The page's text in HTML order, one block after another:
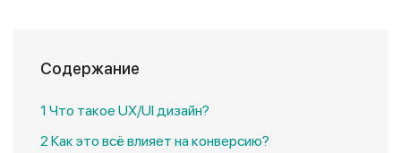
Содержание
1 Что такое UX/UI дизайн?
2 Как это всё влияет на конверсию?